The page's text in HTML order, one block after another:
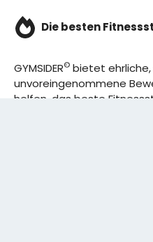
Die besten
GYMSIDER© bietet
unvoreingenommene
helfen, das beste